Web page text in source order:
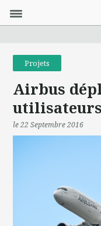
Projets
Airbus
utilisateurs
le 22 Septembre 2016